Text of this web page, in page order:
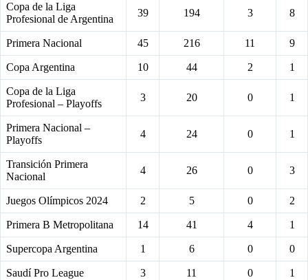
Copa de la Liga
Profesional de Argentina
39 194 3 8
Primera Nacional 45 216 11 9
Copa Argentina 10 44 2 1
Copa de la Liga
Profesional – Playoffs
3 20 0 1
Primera Nacional –
Playoffs
4 24 0 1
Transición Primera
Nacional
4 26 0 3
Juegos Olímpicos 2024 2 5 0 2
Primera B Metropolitana 14 41 4 1
Supercopa Argentina 1 6 0 0
Saudí Pro League 3 11 0 1